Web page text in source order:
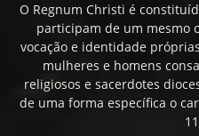
O Regnum Christi é
participam de um mesmo
vocação e identidade
mulheres e homens
religiosos e sacerdotes
de uma forma específica o